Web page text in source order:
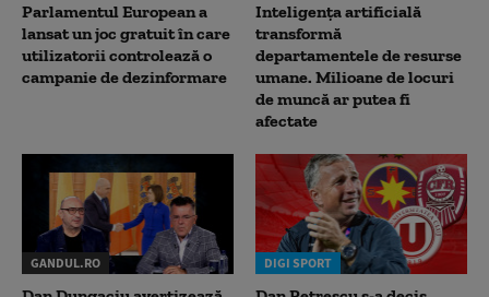
Parlamentul European a
lansat un joc gratuit în care
utilizatorii controlează o
campanie de dezinformare
Inteligența artificială
transformă
departamentele de resurse
umane. Milioane de locuri
de muncă ar putea fi
afectate
GANDUL.RO DIGI SPORT